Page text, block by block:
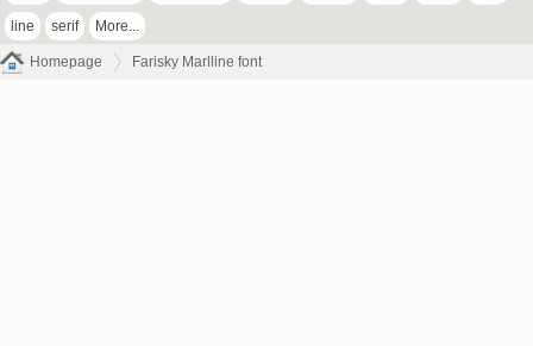
line serif More...
Homepage Farisky Marlline font